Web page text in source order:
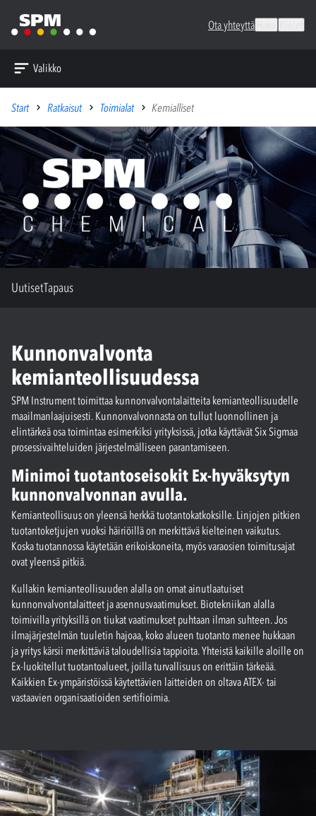
Ota yhteyttä
Valikko
Start Ratkaisut Toimialat Kemialliset
UutisetTapaus
Kunnonvalvonta
kemianteollisuudessa
SPM Instrument toimittaa kunnonvalvontalaitteita kemianteollisuudelle
maailmanlaajuisesti. Kunnonvalvonnasta on tullut luonnollinen ja
elintärkeä osa toimintaa esimerkiksi yrityksissä, jotka käyttävät Six Sigmaa
prosessivaihteluiden järjestelmälliseen parantamiseen.
Minimoi tuotantoseisokit Ex-hyväksytyn
kunnonvalvonnan avulla.
Kemianteollisuus on yleensä herkkä tuotantokatkoksille. Linjojen pitkien
tuotantoketjujen vuoksi häiriöillä on merkittävä kielteinen vaikutus.
Koska tuotannossa käytetään erikoiskoneita, myös varaosien toimitusajat
ovat yleensä pitkiä.
Kullakin kemianteollisuuden alalla on omat ainutlaatuiset
kunnonvalvontalaitteet ja asennusvaatimukset. Biotekniikan alalla
toimivilla yrityksillä on tiukat vaatimukset puhtaan ilman suhteen. Jos
ilmajärjestelmän tuuletin hajoaa, koko alueen tuotanto menee hukkaan
ja yritys kärsii merkittäviä taloudellisia tappioita. Yhteistä kaikille aloille on
Ex-luokitellut tuotantoalueet, joilla turvallisuus on erittäin tärkeää.
Kaikkien Ex-ympäristöissä käytettävien laitteiden on oltava ATEX- tai
vastaavien organisaatioiden sertifioimia.